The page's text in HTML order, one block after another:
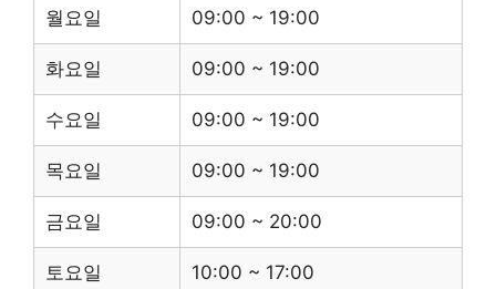
월요일 09:00 ~ 19:00
화요일 09:00 ~ 19:00
수요일 09:00 ~ 19:00
목요일 09:00 ~ 19:00
금요일 09:00 ~ 20:00
토요일 10:00 ~ 17:00